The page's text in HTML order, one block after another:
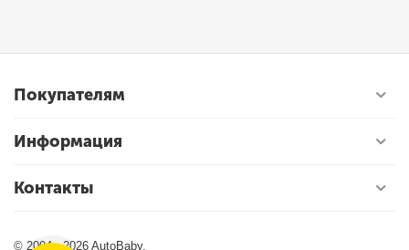
Покупателям
Информация
Контакты
© 2004 - 2026 AutoBaby.